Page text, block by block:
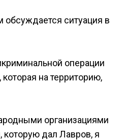
обсуждается ситуация в
операции
на территорию,
организациями
дал Лавров, я